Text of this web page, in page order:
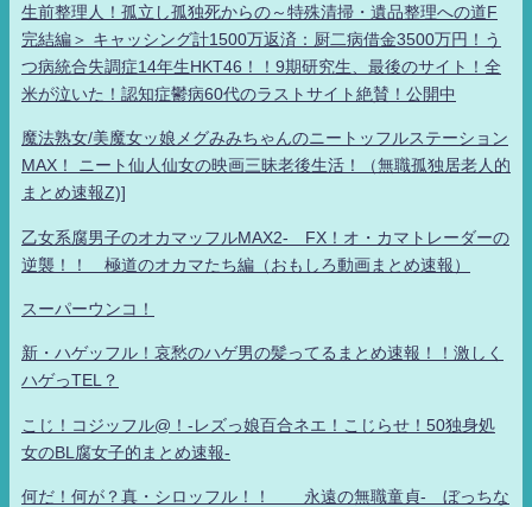
生前整理人！孤立し孤独死からの～特殊清掃・遺品整理への道F
完結編＞ キャッシング計1500万返済：厨二病借金3500万円！う
つ病統合失調症14年生HKT46！！9期研究生、最後のサイト！全
米が泣いた！認知症鬱病60代のラストサイト絶賛！公開中
魔法熟女/美魔女ッ娘メグみみちゃんのニートッフルステーション
MAX！ ニート仙人仙女の映画三昧老後生活！（無職孤独居老人的
まとめ速報Z)]
乙女系腐男子のオカマッフルMAX2- FX！オ・カマトレーダーの
逆襲！！ 極道のオカマたち編（おもしろ動画まとめ速報）
スーパーウンコ！
新・ハゲッフル！哀愁のハゲ男の髪ってるまとめ速報！！激しく
ハゲっTEL？
こじ！コジッフル@！-レズっ娘百合ネエ！こじらせ！50独身処
女のBL腐女子的まとめ速報-
何だ！何が？真・シロッフル！！ 永遠の無職童貞- ぼっちな